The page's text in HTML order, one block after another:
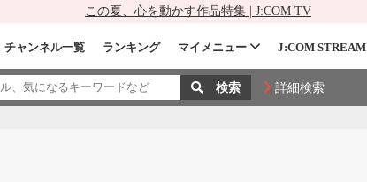
この夏、心を動かす作品特集 | J:COM TV
チャンネル一覧 ランキング マイメニュー J:COM STREAM
詳細検索